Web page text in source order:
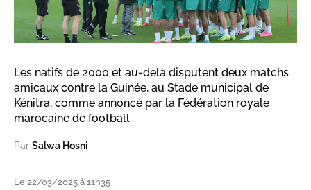
Les natifs de 2000 et au-delà disputent deux matchs
amicaux contre la Guinée, au Stade municipal de
Kénitra, comme annoncé par la Fédération royale
marocaine de football.
Par Salwa Hosni
Le 22/03/2025 à 11h35